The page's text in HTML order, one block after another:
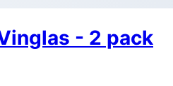
- 2 pack